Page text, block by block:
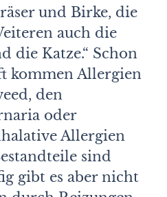
und Birke, die
auch die
die Katze.“ Schon
kommen Allergien
den
oder
Allergien
sind
gibt es aber nicht